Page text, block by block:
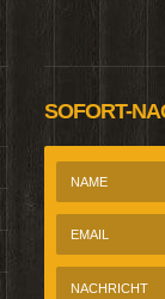
SOFORT-